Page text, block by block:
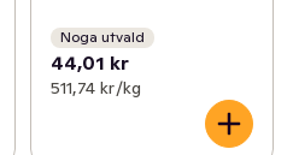
Noga utvald
44,01 kr
511,74 kr /kg